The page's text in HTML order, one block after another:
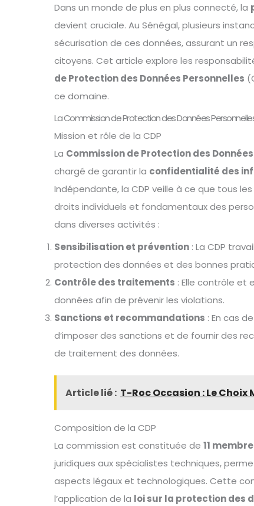
Dans un monde de plus en plus connecté, la
devient cruciale. Au Sénégal, plusieurs
sécurisation de ces données, assurant un
citoyens. Cet article explore les
de Protection des Données Personnelles
ce domaine.
La Commission de Protection des Données
Mission et rôle de la CDP
La Commission de Protection des
chargé de garantir la confidentialité des
Indépendante, la CDP veille à ce que tous
droits individuels et fondamentaux des
dans diverses activités :
Sensibilisation et prévention : La CDP
protection des données et des bonnes
Contrôle des traitements : Elle contrôle et
données afin de prévenir les violations.
Sanctions et recommandations : En cas
d’imposer des sanctions et de fournir des
de traitement des données.
Article lié : T-Roc Occasion : Le
Composition de la CDP
La commission est constituée de 11
juridiques aux spécialistes techniques,
aspects légaux et technologiques. Cette
l’application de la loi sur la protection des